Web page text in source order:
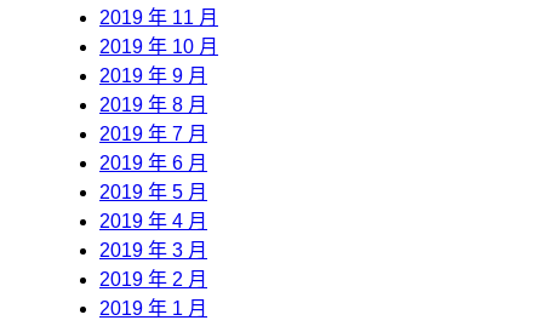
2019 年 11 月
2019 年 10 月
2019 年 9 月
2019 年 8 月
2019 年 7 月
2019 年 6 月
2019 年 5 月
2019 年 4 月
2019 年 3 月
2019 年 2 月
2019 年 1 月